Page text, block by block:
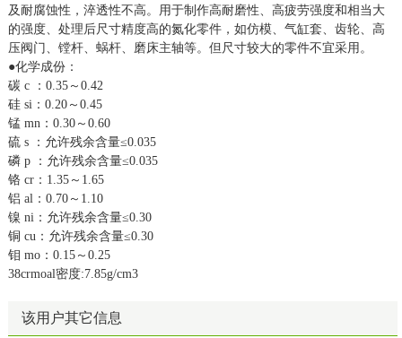
及耐腐蚀性，淬透性不高。用于制作高耐磨性、高疲劳强度和相当大
的强度、处理后尺寸精度高的氮化零件，如仿模、气缸套、齿轮、高
压阀门、镗杆、蜗杆、磨床主轴等。但尺寸较大的零件不宜采用。
●化学成份：
碳 c ：0.35～0.42
硅 si：0.20～0.45
锰 mn：0.30～0.60
硫 s ：允许残余含量≤0.035
磷 p ：允许残余含量≤0.035
铬 cr：1.35～1.65
铝 al：0.70～1.10
镍 ni：允许残余含量≤0.30
铜 cu：允许残余含量≤0.30
钼 mo：0.15～0.25
38crmoal密度:7.85g/cm3
该用户其它信息